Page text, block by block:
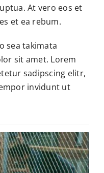
At vero eos et
et ea rebum.
sea takimata
sit amet. Lorem
sadipscing elitr,
invidunt ut